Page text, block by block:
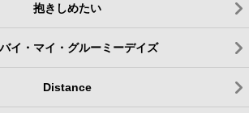
抱きしめたい
イ・マイ・グルーミーデイズ
Distance